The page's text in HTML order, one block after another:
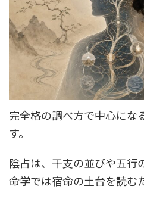
完全格の調べ方で中心にな
す。
陰占は、干支の並びや五行
命学では宿命の土台を読む